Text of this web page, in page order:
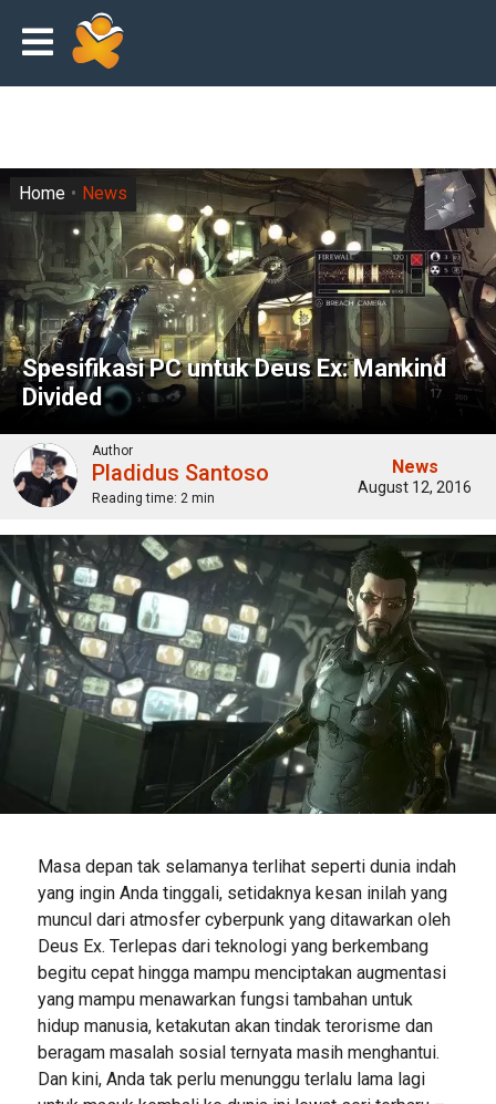
Spesifikasi PC untuk Deus Ex: Mankind
Divided
Home News
Author
Pladidus Santoso
Reading time: 2 min
News
August 12, 2016
Masa depan tak selamanya terlihat seperti dunia indah
yang ingin Anda tinggali, setidaknya kesan inilah yang
muncul dari atmosfer cyberpunk yang ditawarkan oleh
Deus Ex. Terlepas dari teknologi yang berkembang
begitu cepat hingga mampu menciptakan augmentasi
yang mampu menawarkan fungsi tambahan untuk
hidup manusia, ketakutan akan tindak terorisme dan
beragam masalah sosial ternyata masih menghantui.
Dan kini, Anda tak perlu menunggu terlalu lama lagi